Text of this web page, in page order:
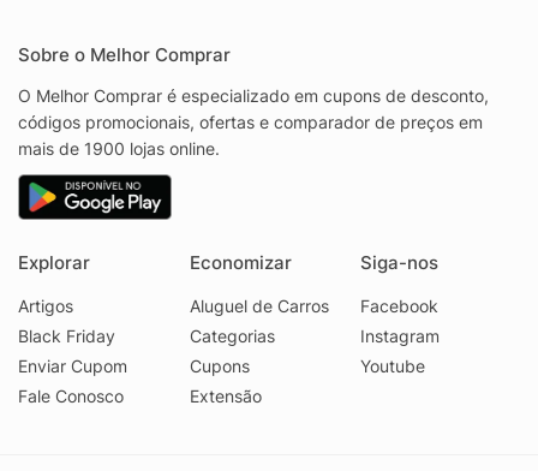
Sobre o Melhor Comprar
O Melhor Comprar é especializado em cupons de desconto,
códigos promocionais, ofertas e comparador de preços em
mais de 1900 lojas online.
Explorar
Artigos
Black Friday
Enviar Cupom
Fale Conosco
Economizar
Aluguel de Carros
Categorias
Cupons
Extensão
Siga-nos
Facebook
Instagram
Youtube